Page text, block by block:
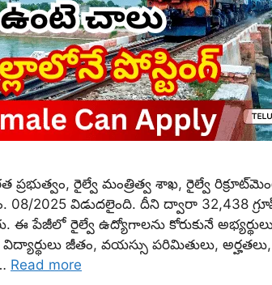
ప్రభుత్వం, రైల్వే మంత్రిత్వ శాఖ, రైల్వే
2025 విడుదలైంది. దీని ద్వారా 32,438
ఈ పేజీలో రైల్వే ఉద్యోగాలను కోరుకునే
జీతం, వయస్సు పరిమితులు,
Read more